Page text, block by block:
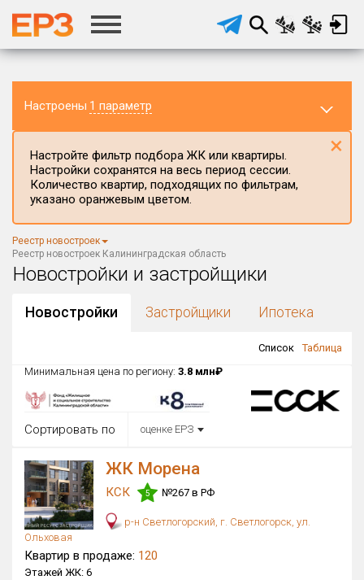
Настроены 1 параметр
Калининградская область
Район в регионе
Все
Район в городе
Цена
от
Общая площадь, м²
от
Настройте фильтр подбора ЖК или квартиры.
Настройки сохранятся на весь период сессии.
Количество квартир, подходящих по фильтрам,
указано оранжевым цветом.
×
Реестр новостроек
Реестр новостроек Калининградская область
Новостройки и застройщики
Новостройки Застройщики Ипотека
Список
Таблица
Минимальная цена по региону: 3.8 млн₽
Сортировать по оценке ЕРЗ
ЖК Морена
КСК 5 №267 в РФ
р-н Светлогорский, г. Светлогорск, ул.
Ольховая
Квартир в продаже: 120
Этажей ЖК: 6